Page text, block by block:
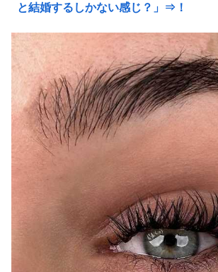
と結婚するしかない感じ？」⇒！